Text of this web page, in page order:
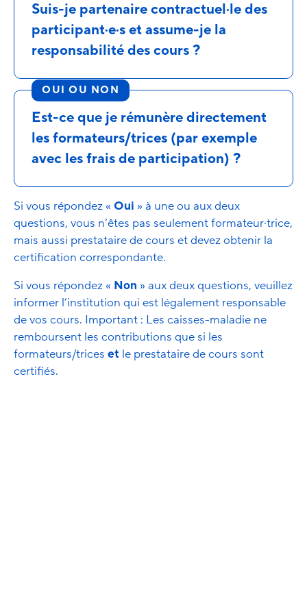
Suis-je partenaire contractuel·le des
participant·e·s et assume-je la
responsabilité des cours ?
OUI OU NON
Est-ce que je rémunère directement
les formateurs/trices (par exemple
avec les frais de participation) ?
Si vous répondez « Oui » à une ou aux deux
questions, vous n’êtes pas seulement formateur·trice,
mais aussi prestataire de cours et devez obtenir la
certification correspondante.
Si vous répondez « Non » aux deux questions, veuillez
informer l’institution qui est légalement responsable
de vos cours. Important : Les caisses-maladie ne
remboursent les contributions que si les
formateurs/trices et le prestataire de cours sont
certifiés.